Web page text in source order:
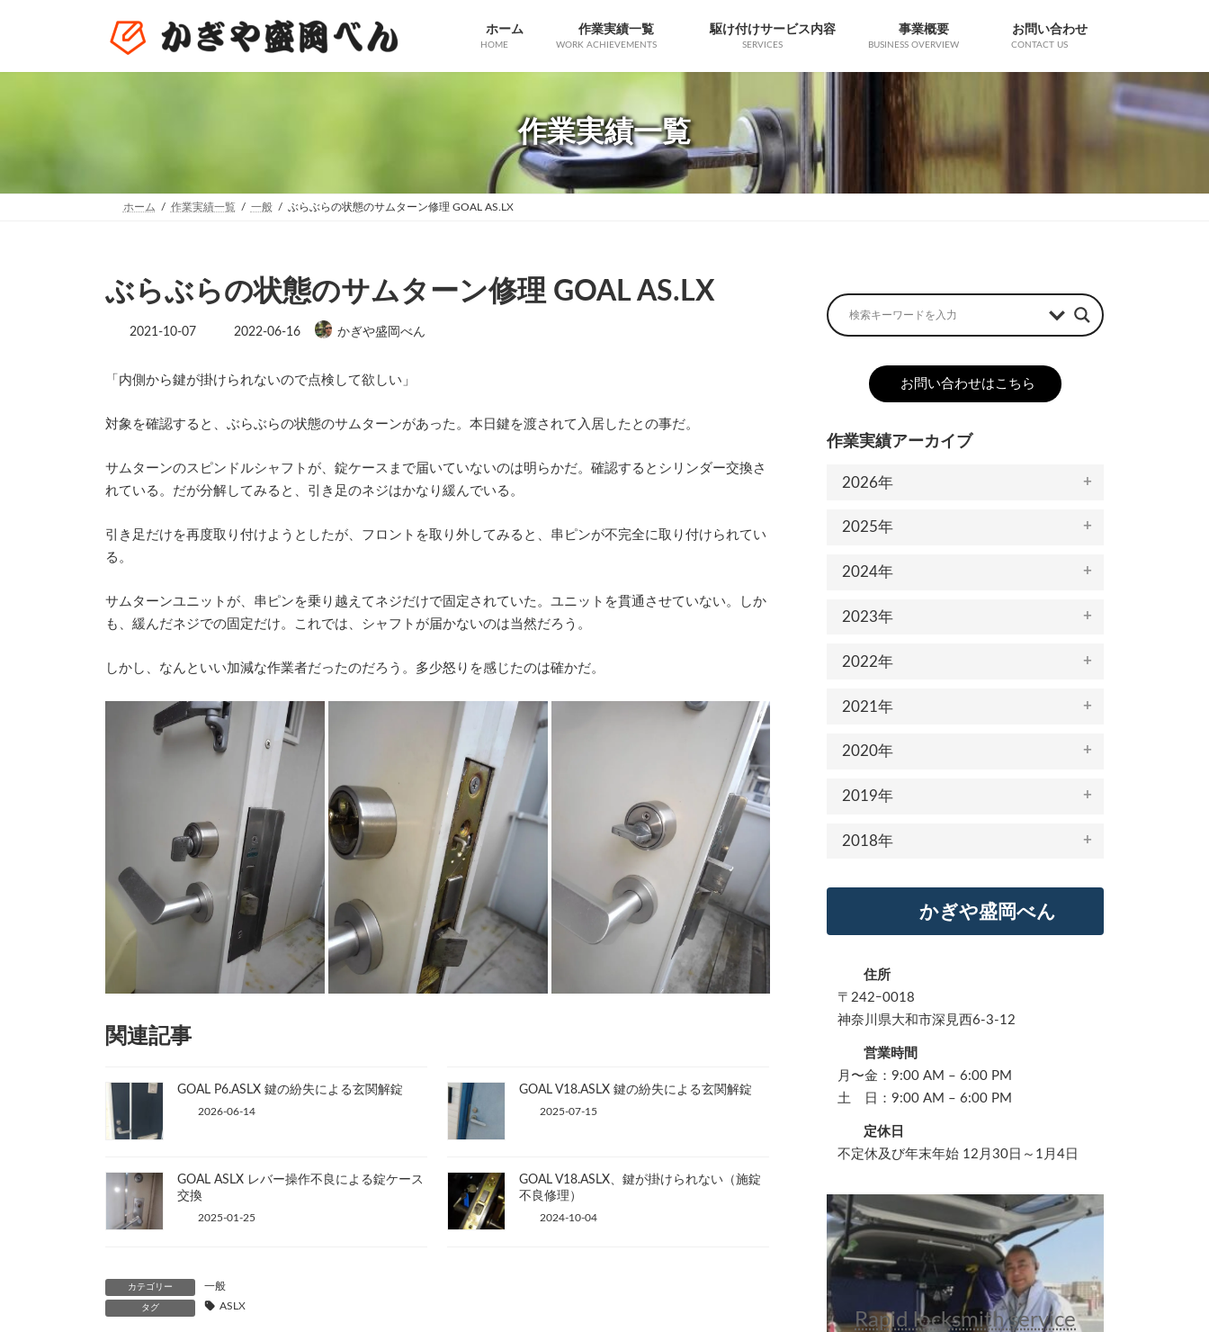
ホーム
HOME
作業実績一覧
WORK ACHIEVEMENTS
駆け付けサービス内容
SERVICES
事業概要
BUSINESS OVERVIEW
お問い合わせ
CONTACT US
作業実績一覧
ホーム 作業実績一覧 一般 ぶらぶらの状態のサムターン修理 GOAL AS.LX
ぶらぶらの状態のサムターン修理 GOAL AS.LX
2021-10-07
最
新
日
:
2022-06-16 かぎや盛岡べん
「内側から鍵が掛けられないので点検して欲しい」
対象を確認すると、ぶらぶらの状態のサムターンがあった。本日鍵を渡されて入居したとの事だ。
サムターンのスピンドルシャフトが、錠ケースまで届いていないのは明らかだ。確認するとシリンダー交換さ
れている。だが分解してみると、引き足のネジはかなり緩んでいる。
引き足だけを再度取り付けようとしたが、フロントを取り外してみると、串ピンが不完全に取り付けられてい
る。
サムターンユニットが、串ピンを乗り越えてネジだけで固定されていた。ユニットを貫通させていない。しか
も、緩んだネジでの固定だけ。これでは、シャフトが届かないのは当然だろう。
しかし、なんといい加減な作業者だったのだろう。多少怒りを感じたのは確かだ。
関連記事
GOAL P6.ASLX 鍵の紛失による玄関解錠
2026-06-14
GOAL V18.ASLX 鍵の紛失による玄関解錠
2025-07-15
GOAL ASLX レバー操作不良による錠ケース
交換
2025-01-25
GOAL V18.ASLX、鍵が掛けられない（施錠
不良修理）
2024-10-04
カテゴリー 一般
タグ ASLX
お問い合わせはこちら
作業実績アーカイブ
2026年
2025年
2024年
2023年
2022年
2021年
2020年
2019年
2018年
かぎや盛岡べん
住所
〒242ｰ0018
神奈川県大和市深見西6-3-12
営業時間
月〜金：9:00 AM – 6:00 PM
土 日：9:00 AM – 6:00 PM
定休日
不定休及び年末年始 12月30日～1月4日
Rapid locksmith service